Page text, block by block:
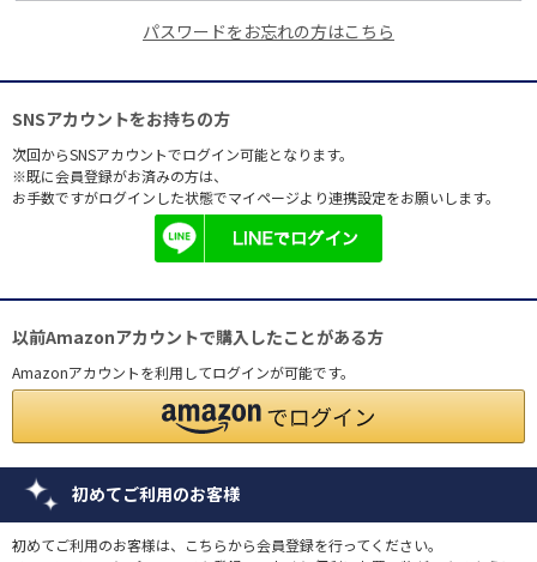
パスワードをお忘れの方はこちら
SNSアカウントをお持ちの方
次回からSNSアカウントでログイン可能となります。
※既に会員登録がお済みの方は、
お手数ですがログインした状態でマイページより連携設定をお願いします。
以前Amazonアカウントで購入したことがある方
Amazonアカウントを利用してログインが可能です。
初めてご利用のお客様
初めてご利用のお客様は、こちらから会員登録を行ってください。